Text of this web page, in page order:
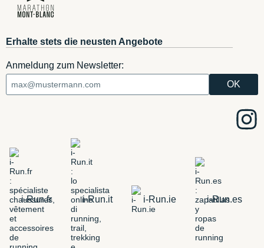
Erhalte stets die neusten Angebote
Anmeldung zum Newsletter:
i-Run.fr i-Run.it i-Run.ie i-Run.es